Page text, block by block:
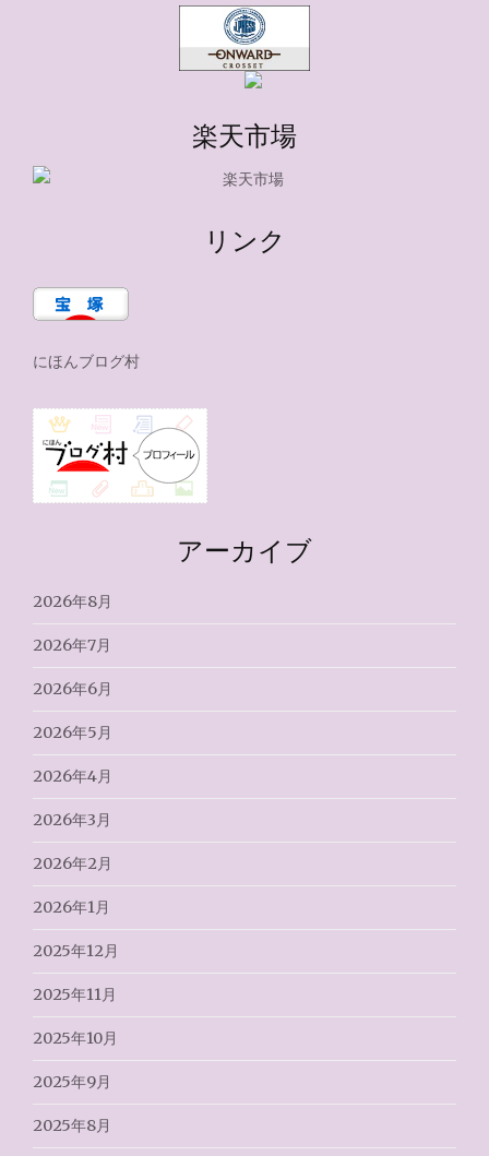
楽天市場
リンク
にほんブログ村
アーカイブ
2026年8月
2026年7月
2026年6月
2026年5月
2026年4月
2026年3月
2026年2月
2026年1月
2025年12月
2025年11月
2025年10月
2025年9月
2025年8月